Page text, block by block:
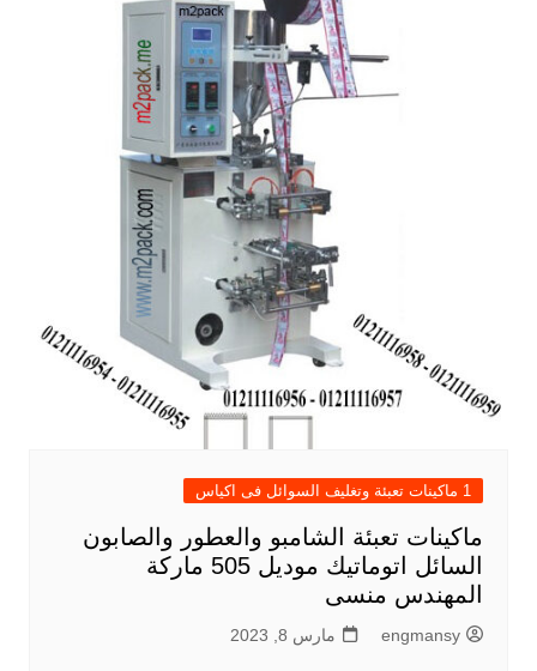
1 ماكينات تعبئة وتغليف السوائل فى اكياس
ماكينات تعبئة الشامبو والعطور والصابون
السائل اتوماتيك موديل 505 ماركة
المهندس منسى
engmansy مارس 8, 2023